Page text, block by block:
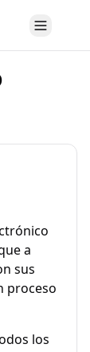
a
sus
proceso
los